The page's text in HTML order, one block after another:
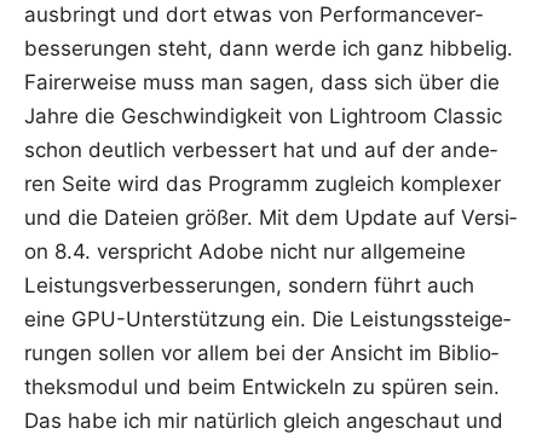
aus­bringt und dort etwas von Per­for­mance­ver­
bes­se­run­gen steht, dann wer­de ich ganz hib­be­lig.
Fai­rer­wei­se muss man sagen, dass sich über die
Jah­re die Geschwin­dig­keit von Ligh­t­room Clas­sic
schon deut­lich ver­bes­sert hat und auf der ande­
ren Sei­te wird das Pro­gramm zugleich kom­ple­xer
und die Datei­en grö­ßer. Mit dem Update auf Ver­si­
on 8.4. ver­spricht Ado­be nicht nur all­ge­mei­ne
Leis­tungs­ver­bes­se­run­gen, son­dern führt auch
eine GPU-Unter­stüt­zung ein. Die Leis­tungs­stei­ge­
run­gen sol­len vor allem bei der Ansicht im Biblio­
theks­mo­dul und beim Ent­wi­ckeln zu spü­ren sein.
Das habe ich mir natür­lich gleich ange­schaut und